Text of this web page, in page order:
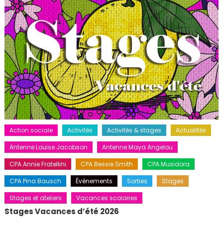
Action sociale Activités Activités & stages
Actualités
Antenne Louise Jacobson
Antenne Maya Angelou
CPA Annie Fratellini
CPA Bessie Smith
CPA Musidora
CPA Pina Bausch
Événements Sorties
Stages
Stages et ateliers
Vacances scolaires
Stages Vacances d’été 2026